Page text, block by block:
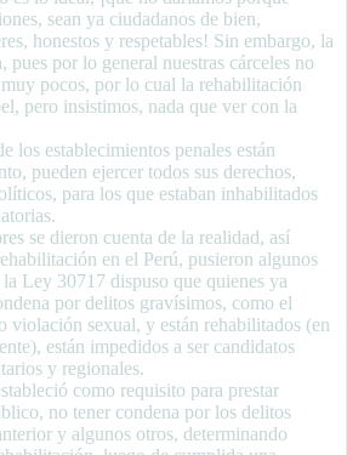
sean ya ciudadanos de bien,
honestos y respetables! Sin embargo, la
pues por lo general nuestras cárceles no
pocos, por lo cual la rehabilitación
pero insistimos, nada que ver con la
los establecimientos penales están
pueden ejercer todos sus derechos,
para los que estaban inhabilitados
se dieron cuenta de la realidad, así
en el Perú, pusieron algunos
Ley 30717 dispuso que quienes ya
por delitos gravísimos, como el
violación sexual, y están rehabilitados (en
están impedidos a ser candidatos
y regionales.
como requisito para prestar
no tener condena por los delitos
y algunos otros, determinando